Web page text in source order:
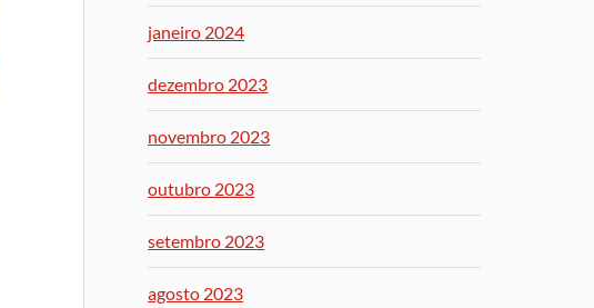
janeiro 2024
dezembro 2023
novembro 2023
outubro 2023
setembro 2023
agosto 2023